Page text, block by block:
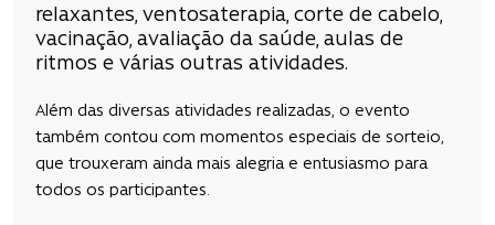
relaxantes, ventosaterapia, corte de cabelo,
vacinação, avaliação da saúde, aulas de
ritmos e várias outras atividades.
Além das diversas atividades realizadas, o evento
também contou com momentos especiais de sorteio,
que trouxeram ainda mais alegria e entusiasmo para
todos os participantes.